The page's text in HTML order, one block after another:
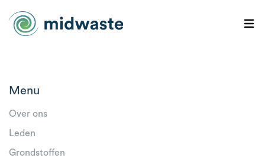
Menu
Over ons
Leden
Grondstoffen